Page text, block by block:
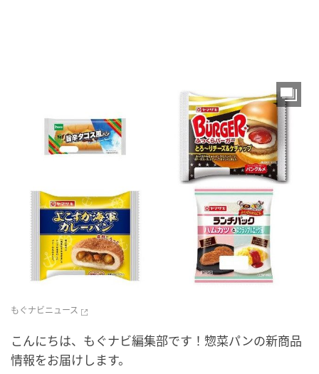
もぐナビニュース
こんにちは、もぐナビ編集部です！惣菜パンの新商品
情報をお届けします。